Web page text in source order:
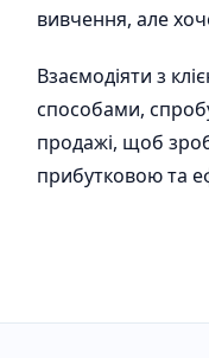
вивчення, але
Взаємодіяти з
способами,
продажі, щоб
прибутковою та